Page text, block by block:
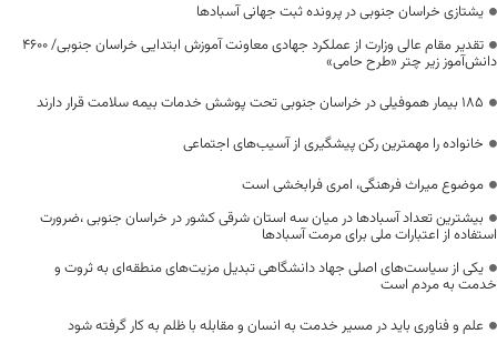
یشتازی خراسان جنوبی در پرونده ثبت جهانی آسبادها
تقدیر مقام عالی وزارت از عملکرد جهادی معاونت آموزش ابتدایی خراسان جنوبی/ ۴۶۰۰
دانش‌آموز زیر چتر «طرح حامی»
۱۸۵ بیمار هموفیلی در خراسان جنوبی تحت پوشش خدمات بیمه سلامت قرار دارند
خانواده را مهمترین رکن پیشگیری از آسیب‌های اجتماعی
موضوع میراث فرهنگی، امری فرابخشی است
بیشترین تعداد آسبادها در میان سه استان شرقی کشور در خراسان جنوبی ،ضرورت
استفاده از اعتبارات ملی برای مرمت آسبادها
یکی از سیاست‌های اصلی جهاد دانشگاهی تبدیل مزیت‌های منطقه‌ای به ثروت و
خدمت به مردم است
علم و فناوری باید در مسیر خدمت به انسان و مقابله با ظلم به کار گرفته شود